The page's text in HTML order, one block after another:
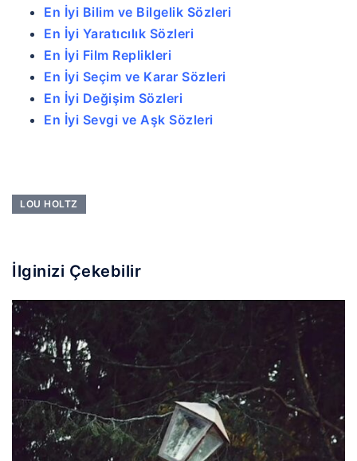
En İyi Bilim ve Bilgelik Sözleri
En İyi Yaratıcılık Sözleri
En İyi Film Replikleri
En İyi Seçim ve Karar Sözleri
En İyi Değişim Sözleri
En İyi Sevgi ve Aşk Sözleri
LOU HOLTZ
İlginizi Çekebilir